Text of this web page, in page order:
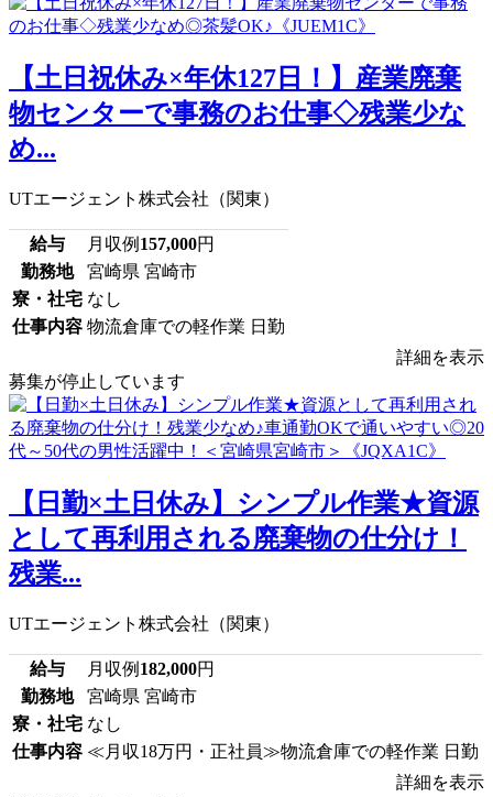
【土日祝休み×年休127日！】産業廃棄
物センターで事務のお仕事◇残業少な
め...
UTエージェント株式会社（関東）
給与 月収例 157,000円
勤務地
宮崎県 宮崎市
寮・社宅 なし
仕事内容 物流倉庫での軽作業 日勤
詳細を表示
募集が停止しています
【日勤×土日休み】シンプル作業★資源
として再利用される廃棄物の仕分け！
残業...
UTエージェント株式会社（関東）
給与 月収例 182,000円
勤務地
宮崎県 宮崎市
寮・社宅 なし
仕事内容 ≪月収18万円・正社員≫物流倉庫での軽作業 日勤
詳細を表示